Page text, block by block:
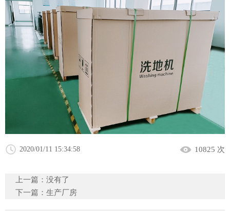
免费试机
2020/01/11 15:34:58 10825 次
上一篇：没有了
下一篇： 生产厂房